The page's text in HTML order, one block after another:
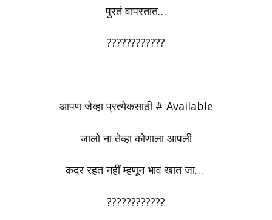
पुरतं वापरतात…
????????????
आपण जेव्हा प्रत्येकसाठी # Available
जालो ना तेव्हा कोणाला आपली
कदर रहत नहीं म्हणून भाव खात जा…
????????????